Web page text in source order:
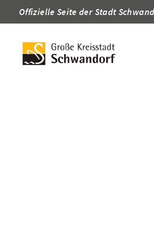
Offizielle Seite der Stadt